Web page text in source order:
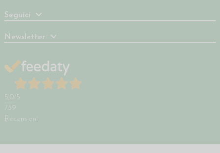
Seguici
Newsletter
5,0 /5
739
Recensioni